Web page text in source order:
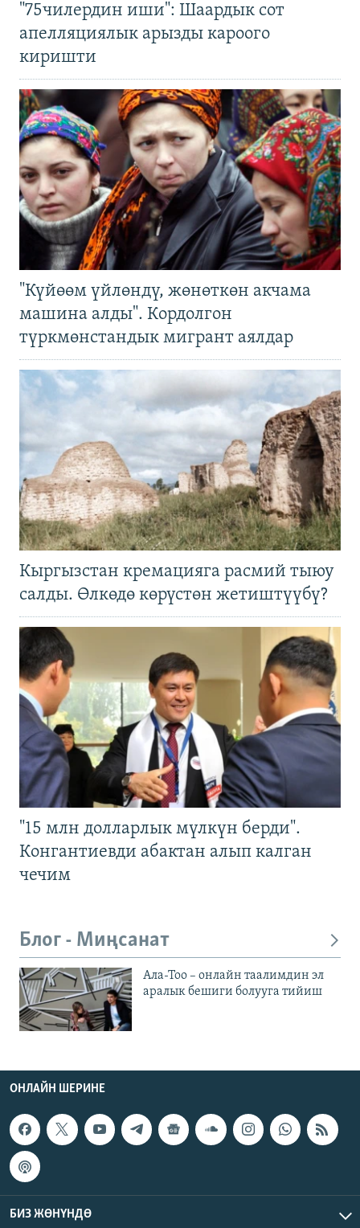
"75чилердин иши": Шаардык сот
апелляциялык арызды кароого
киришти
"Күйөөм үйлөндү, жөнөткөн акчама
машина алды". Кордолгон
түркмөнстандык мигрант аялдар
Кыргызстан кремацияга расмий тыюу
салды. Өлкөдө көрүстөн жетиштүүбү?
"15 млн долларлык мүлкүн берди".
Конгантиевди абактан алып калган
чечим
Блог - Миңсанат
Ала-Тоо – онлайн таалимдин эл
аралык бешиги болууга тийиш
ОНЛАЙН ШЕРИНЕ
БИЗ ЖӨНҮНДӨ